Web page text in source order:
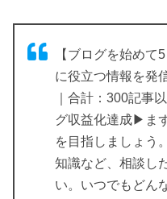
【ブログを始めて
に役立つ情報を発
｜合計：300記事
グ収益化達成▶︎ま
を目指しましょう
知識など、相談し
い。いつでもどん